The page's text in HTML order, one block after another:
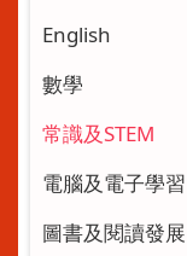
English
數學
常識及STEM
電腦及電子學習
圖書及閱讀發展